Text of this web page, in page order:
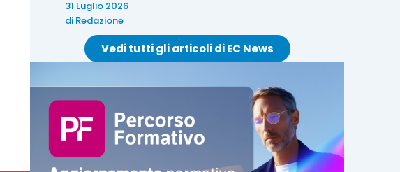
31 Luglio 2026
di Redazione
Vedi tutti gli articoli di EC News